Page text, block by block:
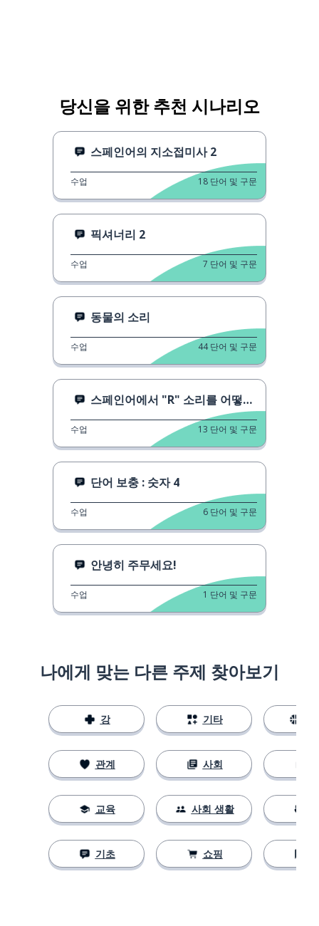
당신을 위한 추천 시나리오
스페인어의 지소접미사 2
수업 18 단어 및 구문
픽셔너리 2
수업 7 단어 및 구문
동물의 소리
수업 44 단어 및 구문
스페인어에서 "R" 소리를 어떻게 굴릴까
수업 13 단어 및 구문
단어 보충 : 숫자 4
수업 6 단어 및 구문
안녕히 주무세요!
수업 1 단어 및 구문
나에게 맞는 다른 주제 찾아보기
강
관계
교육
기초
기타
사회
사회 생활
쇼핑